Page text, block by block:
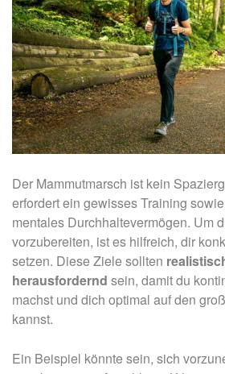
Der Mammutmarsch ist kein
erfordert ein gewisses Training
mentales Durchhaltevermögen. Um
vorzubereiten, ist es hilfreich, dir
setzen. Diese Ziele sollten
herausfordernd sein, damit du
machst und dich optimal auf den
kannst.
Ein Beispiel könnte sein, sich